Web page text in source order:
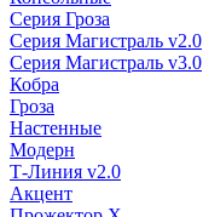
Серия Гроза
Серия Магистраль v2.0
Серия Магистраль v3.0
Кобра
Гроза
Настенные
Модерн
Т-Линия v2.0
Акцент